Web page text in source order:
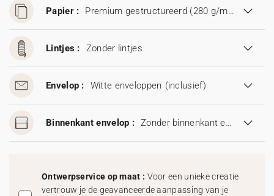
Papier : Premium gestructureerd (280 g/m²)
Lintjes : Zonder lintjes
Envelop : Witte enveloppen (inclusief)
Binnenkant envelop : Zonder binnenkant envelop
Ontwerpservice op maat : Voor een unieke creatie
vertrouw je de geavanceerde aanpassing van je